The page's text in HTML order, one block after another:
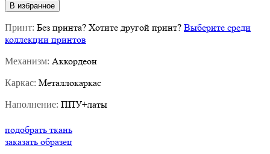
В избранное
Принт: Без принта? Хотите другой принт? Выберите среди
коллекции принтов
Механизм: Аккордеон
Каркас: Металлокаркас
Наполнение: ППУ+латы
подобрать ткань
заказать образец